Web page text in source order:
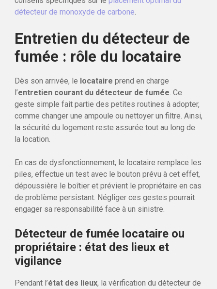
détecteur de monoxyde de carbone.
Entretien du détecteur de
fumée : rôle du locataire
Dès son arrivée, le locataire prend en charge
l’entretien courant du détecteur de fumée. Ce
geste simple fait partie des petites routines à adopter,
comme changer une ampoule ou nettoyer un filtre. Ainsi,
la sécurité du logement reste assurée tout au long de
la location.
En cas de dysfonctionnement, le locataire remplace les
piles, effectue un test avec le bouton prévu à cet effet,
dépoussière le boîtier et prévient le propriétaire en cas
de problème persistant. Négliger ces gestes pourrait
engager sa responsabilité face à un sinistre.
Détecteur de fumée locataire ou
propriétaire : état des lieux et
vigilance
Pendant l’état des lieux, la vérification du détecteur de